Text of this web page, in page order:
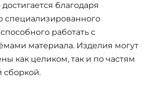
благодаря
специализированного
работать с
материала. Изделия могут
как целиком, так и по частям
сборкой.